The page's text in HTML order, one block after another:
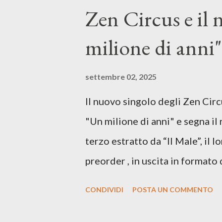
voce della cantautrice Silvia
nostro inizia questo concept
opprime, giusta condizione di
giorno è, di questa estate
cover, ma...
Zen Circus e il
milione di
settembre 02, 2025
Il nuovo singolo degli Zen
"Un milione di anni" e segna
terzo estratto da “Il Male”, il
preorder , in uscita in
CONDIVIDI POSTA UN COMMENTO